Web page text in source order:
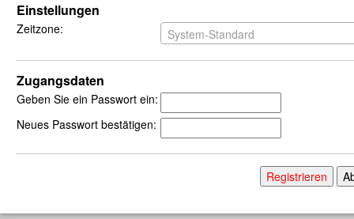
Einstellungen
Zeitzone: System-Standard
Zugangsdaten
Geben Sie ein Passwort ein:
Neues Passwort bestätigen: